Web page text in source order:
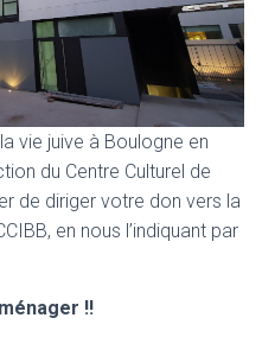
vie juive à Boulogne en
du Centre Culturel de
de diriger votre don vers la
en nous l’indiquant par
!!